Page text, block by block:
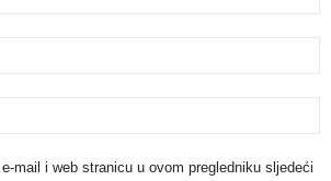
mail i web stranicu u ovom pregledniku sljedeći